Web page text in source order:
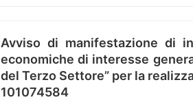
Avviso di manifestazione di
economiche di interesse
del Terzo Settore” per la
101074584